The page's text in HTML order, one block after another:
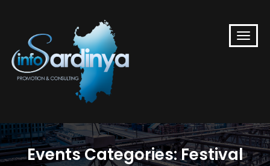
Events Categories:Festival